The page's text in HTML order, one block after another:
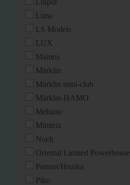
Liliput
Lima
LS Models
LUX
Mamos
Märklin
Märklin mini-club
Märklin-HAMO
Mehano
Minitrix
Noch
Oriental Limited Powerhouse
Permot/Hruska
Piko